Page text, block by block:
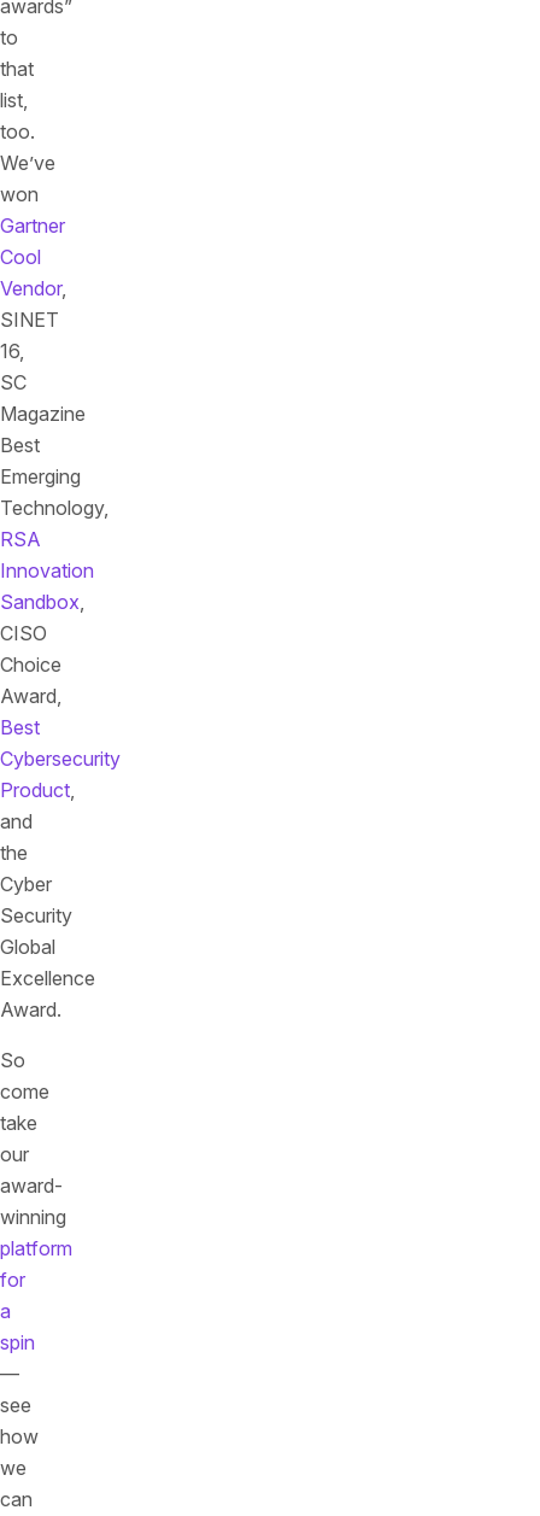
awards”
to
that
list,
too.
We’ve
won
Gartner
Cool
Vendor,
SINET
16,
SC
Magazine
Best
Emerging
Technology,
RSA
Innovation
Sandbox,
CISO
Choice
Award,
Best
Cybersecurity
Product,
and
the
Cyber
Security
Global
Excellence
Award.
So
come
take
our
award-
winning
platform
for
a
spin
—
see
how
we
can